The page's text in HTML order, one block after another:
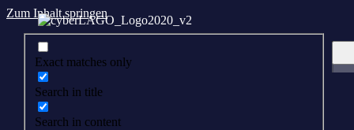
Zum Inhalt springen
Exact matches only
Search in title
Search in content